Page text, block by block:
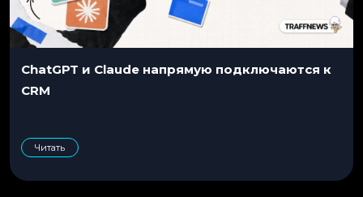
ChatGPT и Claude напрямую подключаются к
CRM
Читать